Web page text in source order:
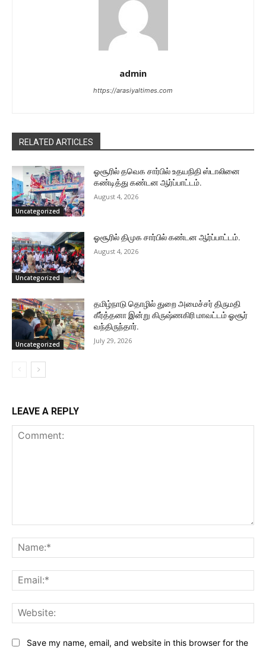
admin
https://arasiyaltimes.com
RELATED ARTICLES
Uncategorized
ஓசூரில் தவெக சார்பில் உதயநிதி ஸ்டாலினை
கண்டித்து கண்டன ஆர்ப்பாட்டம்.
August 4, 2026
Uncategorized
ஓசூரில் திமுக சார்பில் கண்டன ஆர்ப்பாட்டம்.
August 4, 2026
Uncategorized
தமிழ்நாடு தொழில் துறை அமைச்சர் திருமதி
கீர்த்தனா இன்று கிருஷ்ணகிரி மாவட்டம் ஓசூர்
வந்திருந்தார்.
July 29, 2026
LEAVE A REPLY
Save my name, email, and website in this browser for the